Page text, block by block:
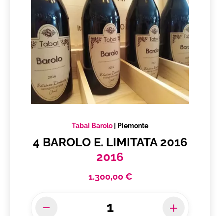
Tabai Barolo Piemonte
4 BAROLO E. LIMITATA 2016
2016
1.300,00 €